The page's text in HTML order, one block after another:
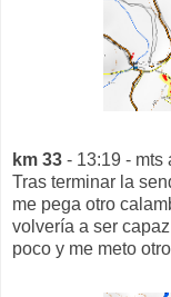
km 33 - 13:19 - mts
Tras terminar la
me pega otro
volvería a ser
poco y me meto